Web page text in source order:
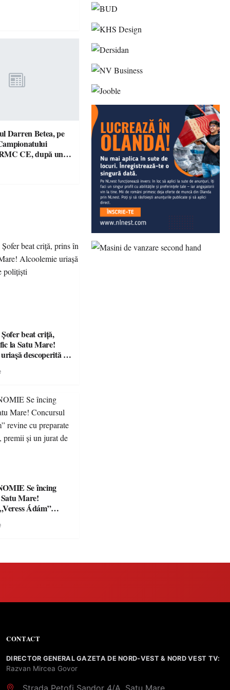
Darren Betea, pe
CE, după un
beat criță,
la Satu Mare!
descoperită de
Se încing
Mare!
Ádám”
premii și un jurat
CONTACT
DIRECTOR GENERAL GAZETA DE NORD-VEST & NORD VEST TV:
Razvan Mircea Govor
Strada Petofi Sandor 4/A, Satu Mare